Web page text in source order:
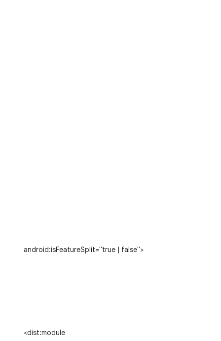
android:isFeatureSplit="true | false">
<dist:module